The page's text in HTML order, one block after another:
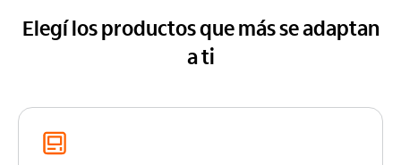
Elegí los productos que más se adaptan
a ti